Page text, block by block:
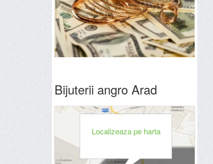
Bijuterii angro Arad
Localizeaza pe harta